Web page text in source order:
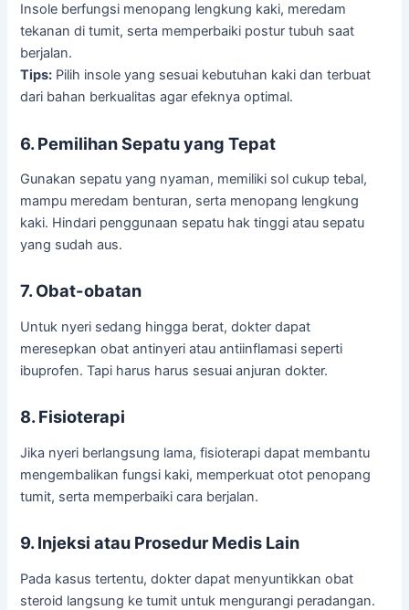
Insole berfungsi menopang lengkung kaki, meredam
tekanan di tumit, serta memperbaiki postur tubuh saat
berjalan.
Tips: Pilih insole yang sesuai kebutuhan kaki dan terbuat
dari bahan berkualitas agar efeknya optimal.
6. Pemilihan Sepatu yang Tepat
Gunakan sepatu yang nyaman, memiliki sol cukup tebal,
mampu meredam benturan, serta menopang lengkung
kaki. Hindari penggunaan sepatu hak tinggi atau sepatu
yang sudah aus.
7. Obat-obatan
Untuk nyeri sedang hingga berat, dokter dapat
meresepkan obat antinyeri atau antiinflamasi seperti
ibuprofen. Tapi harus harus sesuai anjuran dokter.
8. Fisioterapi
Jika nyeri berlangsung lama, fisioterapi dapat membantu
mengembalikan fungsi kaki, memperkuat otot penopang
tumit, serta memperbaiki cara berjalan.
9. Injeksi atau Prosedur Medis Lain
Pada kasus tertentu, dokter dapat menyuntikkan obat
steroid langsung ke tumit untuk mengurangi peradangan.